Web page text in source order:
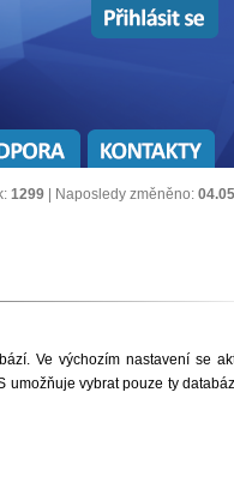
1299| Naposledy změněno:
Ve výchozím nastavení se
umožňuje vybrat pouze ty